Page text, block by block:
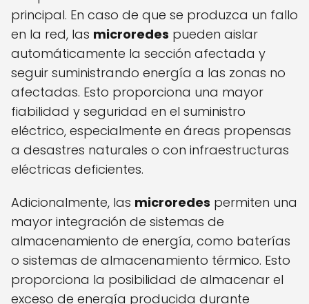
principal. En caso de que se produzca un fallo
en la red, las microredes pueden aislar
automáticamente la sección afectada y
seguir suministrando energía a las zonas no
afectadas. Esto proporciona una mayor
fiabilidad y seguridad en el suministro
eléctrico, especialmente en áreas propensas
a desastres naturales o con infraestructuras
eléctricas deficientes.
Adicionalmente, las microredes permiten una
mayor integración de sistemas de
almacenamiento de energía, como baterías
o sistemas de almacenamiento térmico. Esto
proporciona la posibilidad de almacenar el
exceso de energía producida durante